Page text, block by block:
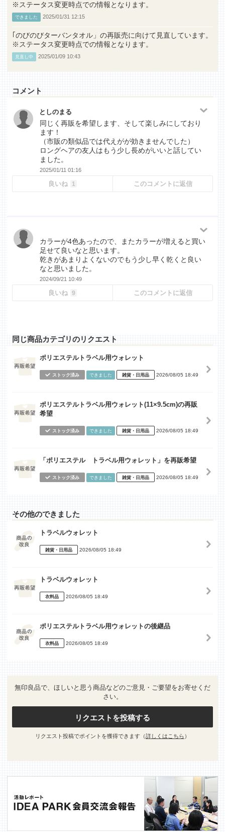
※ステータス変更時点での情報となります。
できました 2025/01/31 12:15
｢のびのびターバンタオル」の再販売に向けて見直しています。
※ステータス変更時点での情報となります。
見直し中 2025/01/09 10:43
コメント
としのまる
同じく再販を希望します、そして楽しみにしており
ます！
（市販の類似品では代えがが効きませんでした）
ロングヘアの友人はもう少し長めがいいと話してい
ました。
2025/01/11 01:16
良いね 1 このコメントに返信
カラーが4色あったので、またカラーが増えると買い
足せて良いなと思います。
乾きがあまりよくないのでもう少し早く乾くと良い
なと思いました。
2024/09/21 10:49
良いね 9 このコメントに返信
同じ商品カテゴリのリクエスト
ポリエステルトラベル用ウォレット
ストック済み できました 雑貨・日用品 2026/08/05 18:49
ポリエステルトラベル用ウォレット(11×9.5cm)の再販
希望
ストック済み できました 雑貨・日用品 2026/08/05 18:49
「ポリエステル トラベル用ウォレット」を再販希望
ストック済み できました 雑貨・日用品 2026/08/05 18:49
その他のできました
トラベルウォレット
雑貨・日用品 2026/08/05 18:49
トラベルウォレット
衣料品 2026/08/05 18:49
ポリエステルトラベル用ウォレットの後継品
衣料品 2026/08/05 18:49
無印良品で、ほしいと思う商品などのご意見・ご要望をお寄せくだ
さい。
リクエストを投稿する
リクエスト投稿でポイントを獲得できます（詳しくはこちら ）